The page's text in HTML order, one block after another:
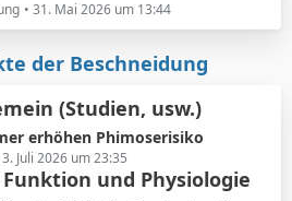
31. Mai 2026 um 13:44
der Beschneidung
(Studien, usw.)
erhöhen Phimoserisiko
3. Juli 2026 um 23:35
und Physiologie